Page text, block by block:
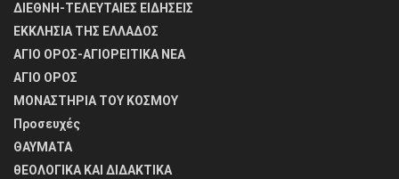
ΔΙΕΘΝΗ-ΤΕΛΕΥΤΑΙΕΣ ΕΙΔΗΣΕΙΣ
ΕΚΚΛΗΣΙΑ ΤΗΣ ΕΛΛΑΔΟΣ
ΑΓΙΟ ΟΡΟΣ-ΑΓΙΟΡΕΙΤΙΚΑ ΝΕΑ
ΑΓΙΟ ΟΡΟΣ
ΜΟΝΑΣΤΗΡΙΑ ΤΟΥ ΚΟΣΜΟΥ
Προσευχές
ΘΑΥΜΑΤΑ
θΕΟΛΟΓΙΚΑ ΚΑΙ ΔΙΔΑΚΤΙΚΑ